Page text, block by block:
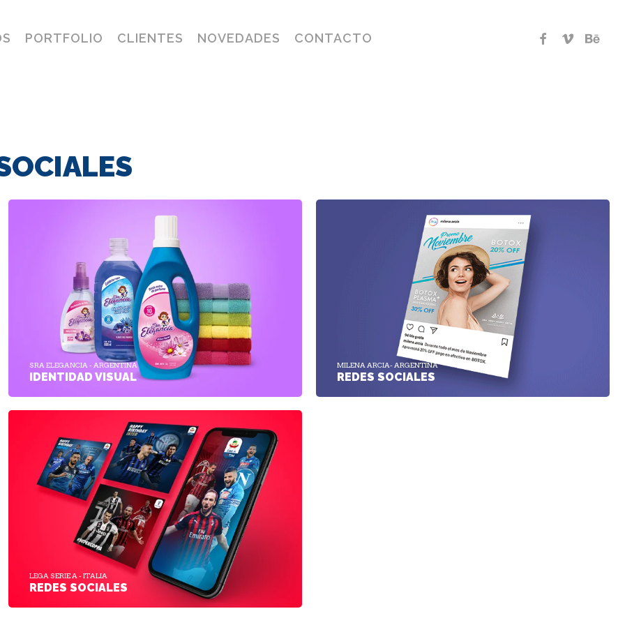
PORTFOLIO CLIENTES NOVEDADES CONTACTO facebook
vimeo
SRA ELEGANCIA - ARGENTINA
IDENTIDAD VISUAL
MILENA ARCIA- ARGENTINA
REDES SOCIALES
LEGA SERIE A - ITALIA
REDES SOCIALES